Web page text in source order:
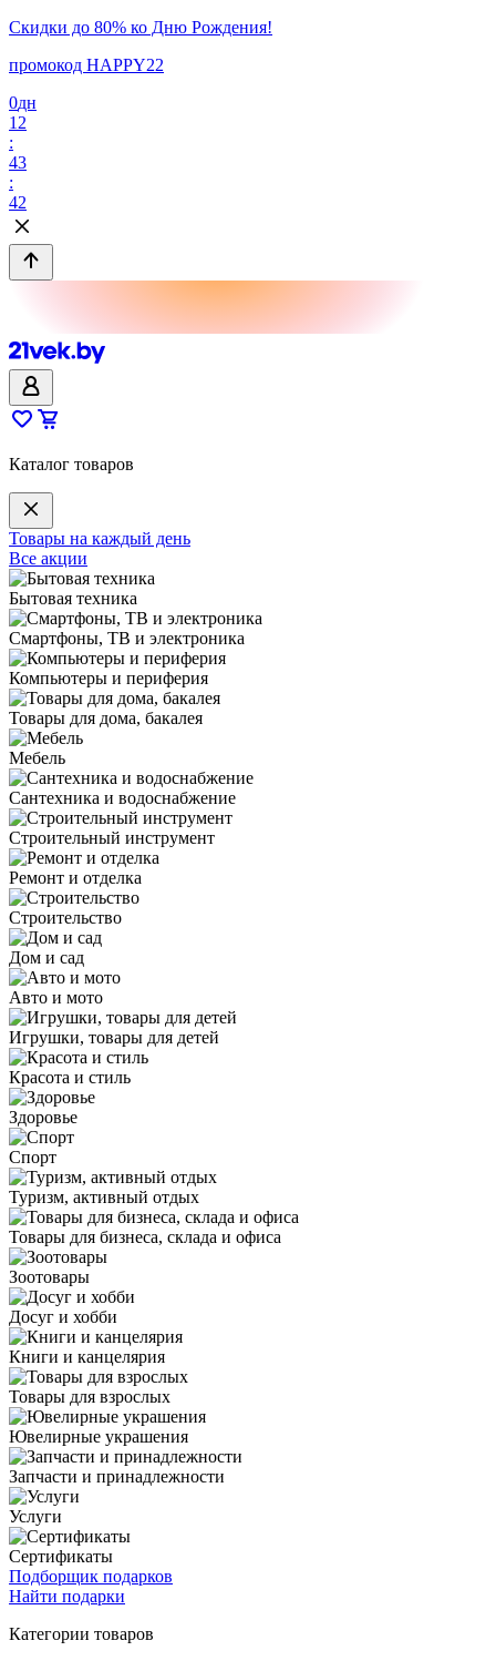
Скидки до 80% ко Дню Рождения!
промокод HAPPY22
0дн
12
:
43
:
42
Каталог товаров
Товары на каждый день
Все акции
Бытовая техника
Смартфоны, ТВ и электроника
Компьютеры и периферия
Товары для дома, бакалея
Мебель
Сантехника и водоснабжение
Строительный инструмент
Ремонт и отделка
Строительство
Дом и сад
Авто и мото
Игрушки, товары для детей
Красота и стиль
Здоровье
Спорт
Туризм, активный отдых
Товары для бизнеса, склада и офиса
Зоотовары
Досуг и хобби
Книги и канцелярия
Товары для взрослых
Ювелирные украшения
Запчасти и принадлежности
Услуги
Сертификаты
Подборщик подарков
Найти подарки
Категории товаров